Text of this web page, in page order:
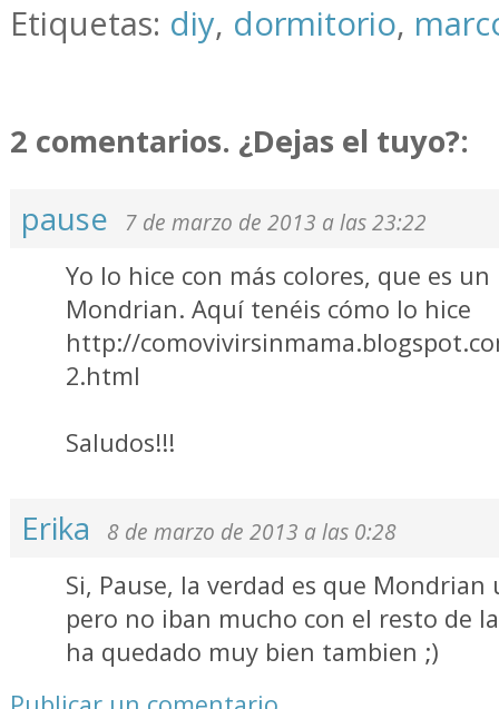
Etiquetas: diy, dormitorio,
2 comentarios. ¿Dejas el tuyo?:
pause
7 de marzo de 2013 a las 23:22
Yo lo hice con más colores, que es
Mondrian. Aquí tenéis cómo lo hice
http://
2.html
Saludos!!!
Erika 8 de marzo de 2013 a las 0:28
Si, Pause, la verdad es que
pero no iban mucho con el resto de
ha quedado muy bien tambien ;)